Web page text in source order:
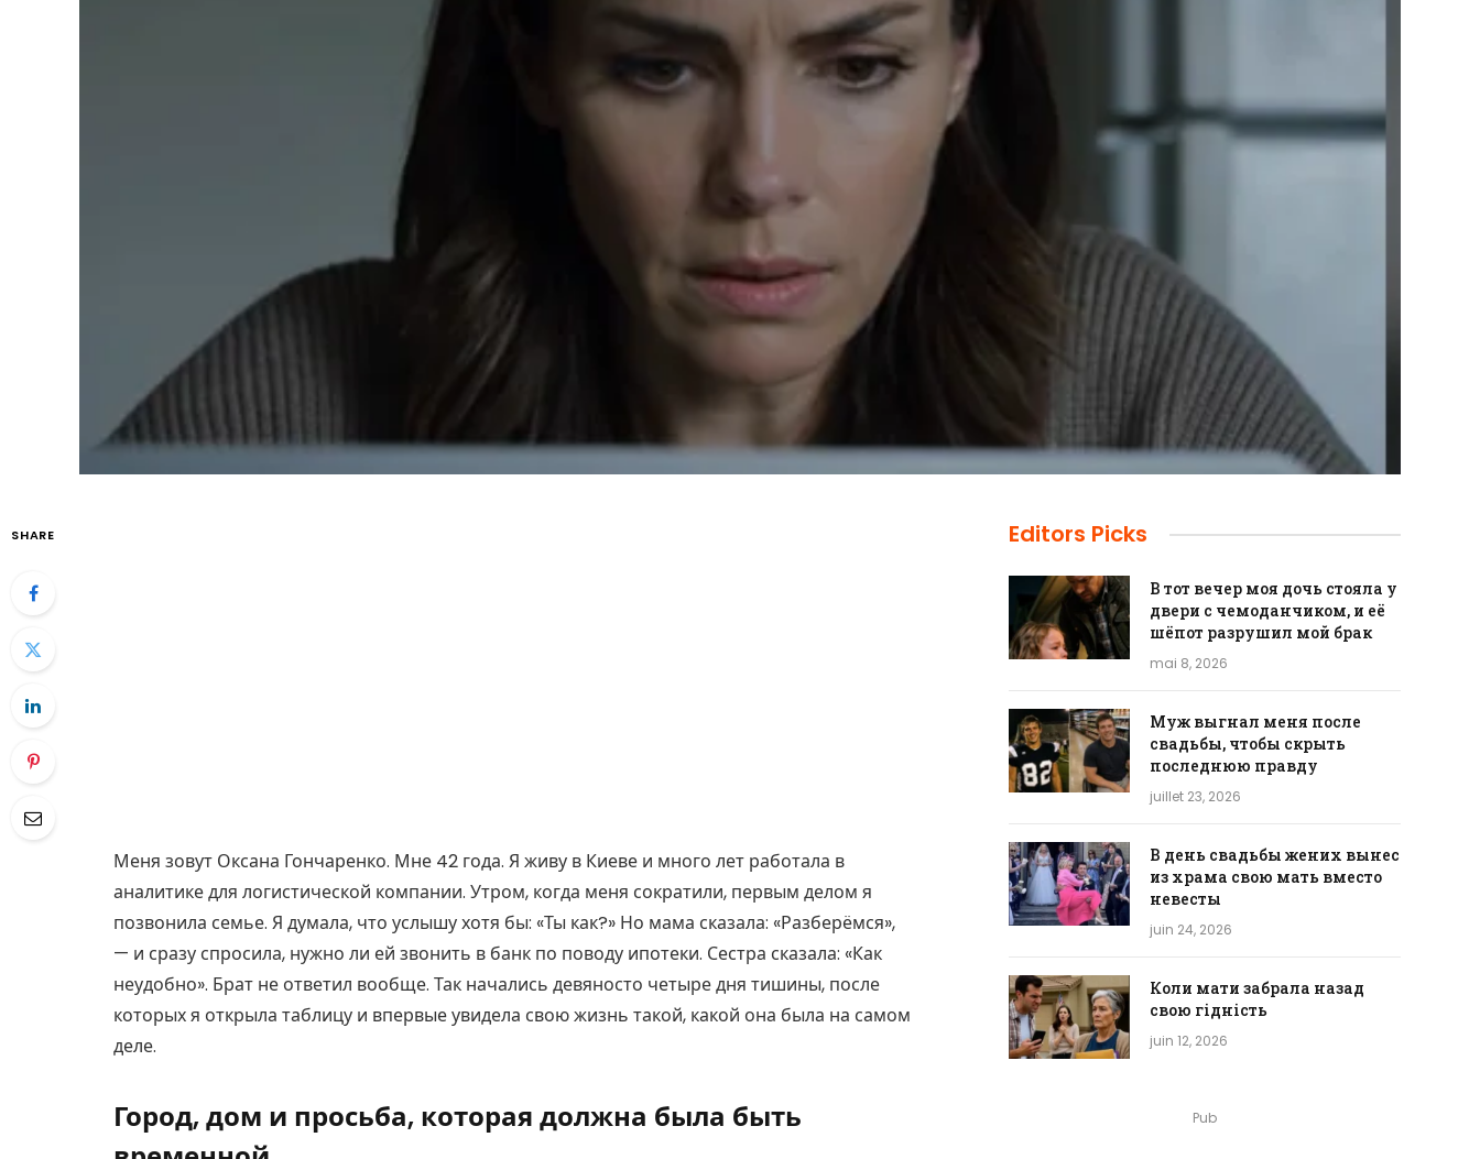
SHARE
Меня зовут Оксана Гончаренко. Мне 42 года. Я живу в Киеве и много лет работала в
аналитике для логистической компании. Утром, когда меня сократили, первым делом я
позвонила семье. Я думала, что услышу хотя бы: «Ты как?» Но мама сказала: «Разберёмся»,
— и сразу спросила, нужно ли ей звонить в банк по поводу ипотеки. Сестра сказала: «Как
неудобно». Брат не ответил вообще. Так начались девяносто четыре дня тишины, после
которых я открыла таблицу и впервые увидела свою жизнь такой, какой она была на самом
деле.
Город, дом и просьба, которая должна была быть
Editors Picks
В тот вечер моя дочь стояла у
двери с чемоданчиком, и её
шёпот разрушил мой брак
mai 8, 2026
Муж выгнал меня после
свадьбы, чтобы скрыть
последнюю правду
juillet 23, 2026
В день свадьбы жених вынес
из храма свою мать вместо
невесты
juin 24, 2026
Коли мати забрала назад
свою гідність
juin 12, 2026
Pub